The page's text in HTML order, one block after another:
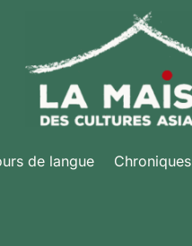
de langue Chroniques